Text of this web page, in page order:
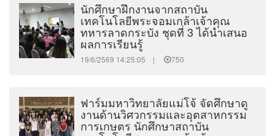
นักศึกษาฝึกงานจากสถาบัน
เทคโนโลยีพระจอมเกล้าเจ้าคุณ
ทหารลาดกระบัง ชุดที่ 3 ได้นำเสนอ
ผลการเรียนรู้
19/6/2569 14:25:05 | 750
ฟาร์มมหาวิทยาลัยแม่โจ้ จัดศึกษาดู
งานด้านวิศวกรรมและอุตสาหกรรม
การเกษตร นักศึกษาสถาบัน